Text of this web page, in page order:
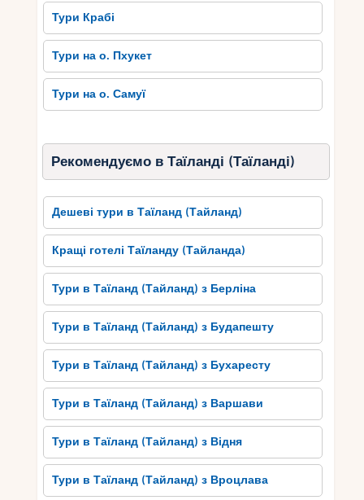
Тури Крабі
Тури на о. Пхукет
Тури на о. Самуї
Рекомендуємо в Таїланді (Таїланді)
Дешеві тури в Таїланд (Тайланд)
Кращі готелі Таїланду (Тайланда)
Тури в Таїланд (Тайланд) з Берліна
Тури в Таїланд (Тайланд) з Будапешту
Тури в Таїланд (Тайланд) з Бухаресту
Тури в Таїланд (Тайланд) з Варшави
Тури в Таїланд (Тайланд) з Відня
Тури в Таїланд (Тайланд) з Вроцлава